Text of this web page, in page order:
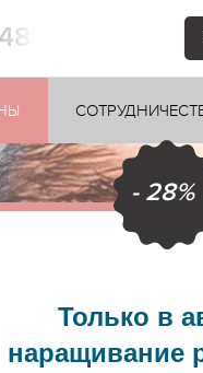
- 28%
Только в
наращивание